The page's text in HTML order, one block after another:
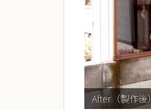
After（製作後）